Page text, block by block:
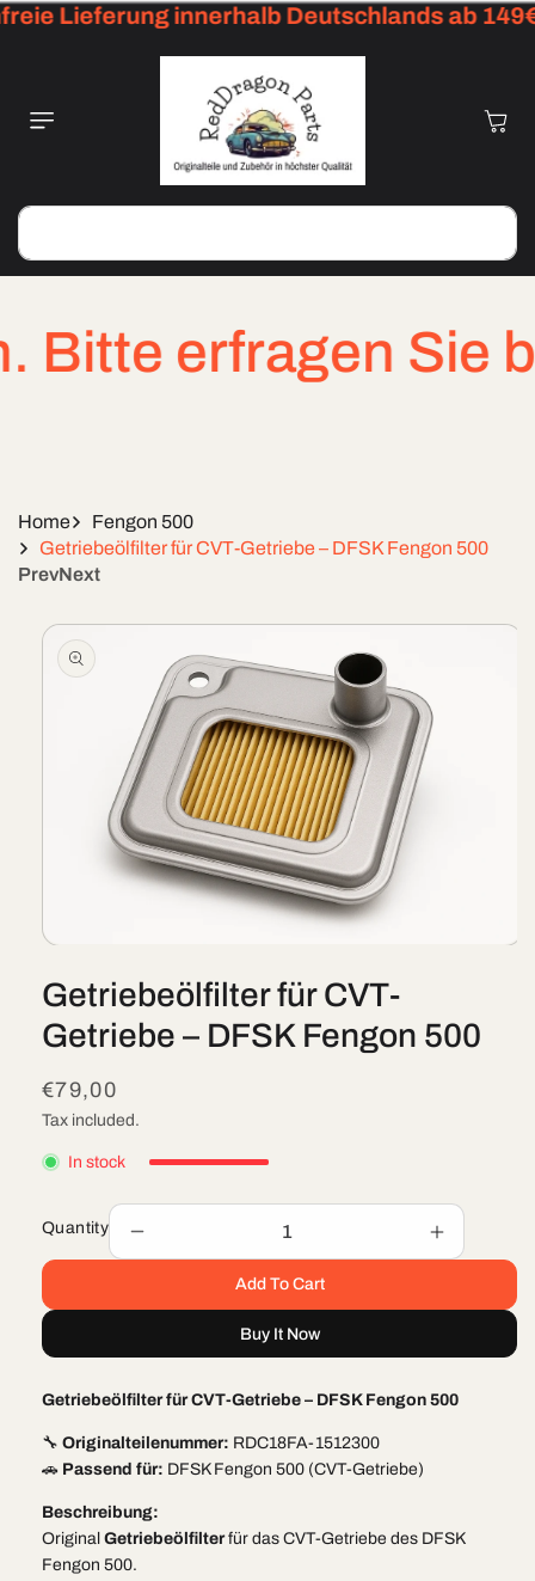
Skip ToLieferung innerhalb Deutschlands ab 149€
Cart
erfragen Sie
Home
Fengon 500
Getriebeölfilter für CVT-Getriebe – DFSK Fengon 500
PrevNext
Skip To
Product
Information
1
in
modal
Getriebeölfilter für CVT-
Getriebe – DFSK Fengon 500
Regular
price
€79,00
Tax included.
In stock
Quantity
quantity
Getriebeölfilter
Getriebe
DFSK
Fengon
Increase
quantity
Getriebe
Add To Cart
Buy It Now
Getriebeölfilter für CVT-Getriebe – DFSK Fengon 500
🔧 Originalteilenummer: RDC18FA-1512300
🚗 Passend für: DFSK Fengon 500 (CVT-Getriebe)
Beschreibung:
Original Getriebeölfilterfür das CVT-Getriebe des DFSK
Fengon 500.